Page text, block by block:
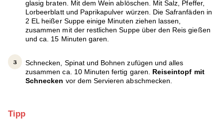
glasig braten. Mit dem Wein ablöschen. Mit Salz, Pfeffer,
Lorbeerblatt und Paprikapulver würzen. Die Safranfäden in
2 EL heißer Suppe einige Minuten ziehen lassen,
zusammen mit der restlichen Suppe über den Reis gießen
und ca. 15 Minuten garen.
Schnecken, Spinat und Bohnen zufügen und alles
zusammen ca. 10 Minuten fertig garen. Reiseintopf mit
Schnecken vor dem Servieren abschmecken.
Tipp